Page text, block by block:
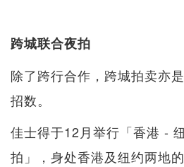
跨城联合夜拍
除了跨行合作，跨城拍卖亦
招数。
佳士得于12月举行「香港 -
拍」，身处香港及纽约两地